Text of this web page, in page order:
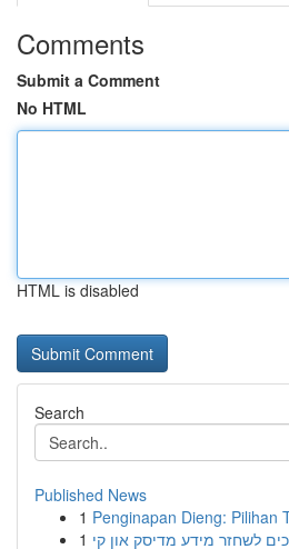
Comments
Submit a Comment
No HTML
HTML is disabled
Search
Published News
1 Penginapan Dieng: Pilihan
1 לשחזר מידע מדיסק און קי